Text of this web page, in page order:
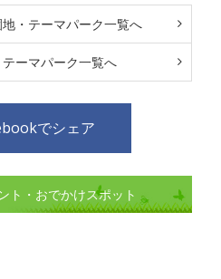
・テーマパーク一覧へ
ーマパーク一覧へ
でシェア
ト・おでかけスポット